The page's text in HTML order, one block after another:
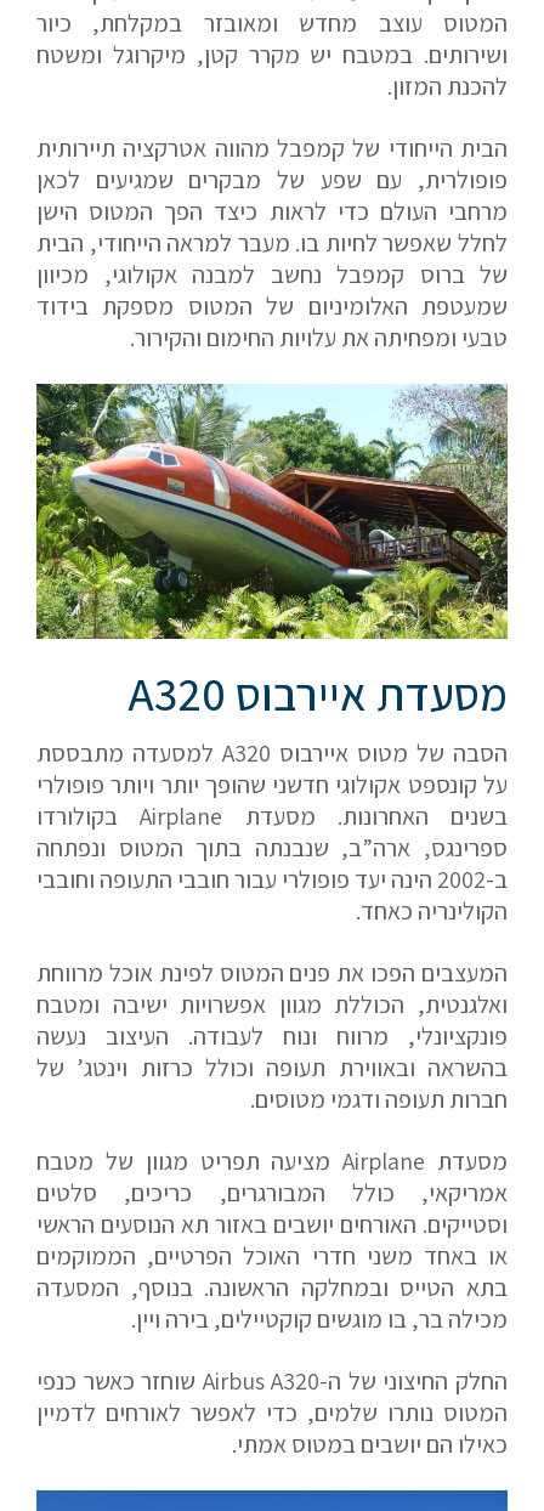
המטוס עוצב מחדש ומאובזר במקלחת, כיור
ושירותים. במטבח יש מקרר קטן, מיקרוגל ומשטח
להכנת המזון.
הבית הייחודי של קמפבל מהווה אטרקציה תיירותית
פופולרית, עם שפע של מבקרים שמגיעים לכאן
מרחבי העולם כדי לראות כיצד הפך המטוס הישן
לחלל שאפשר לחיות בו. מעבר למראה הייחודי, הבית
של ברוס קמפבל נחשב למבנה אקולוגי, מכיוון
שמעטפת האלומיניום של המטוס מספקת בידוד
טבעי ומפחיתה את עלויות החימום והקירור.
מסעדת איירבוס A320
הסבה של מטוס איירבוס A320 למסעדה מתבססת
על קונספט אקולוגי חדשני שהופך יותר ויותר פופולרי
בשנים האחרונות. מסעדת Airplane בקולורדו
ספרינגס, ארה”ב, שנבנתה בתוך המטוס ונפתחה
ב-2002 הינה יעד פופולרי עבור חובבי התעופה וחובבי
הקולינריה כאחד.
המעצבים הפכו את פנים המטוס לפינת אוכל מרווחת
ואלגנטית, הכוללת מגוון אפשרויות ישיבה ומטבח
פונקציונלי, מרווח ונוח לעבודה. העיצוב נעשה
בהשראה ובאווירת תעופה וכולל כרזות וינטג’ של
חברות תעופה ודגמי מטוסים.
מסעדת Airplane מציעה תפריט מגוון של מטבח
אמריקאי, כולל המבורגרים, כריכים, סלטים
וסטייקים. האורחים יושבים באזור תא הנוסעים הראשי
או באחד משני חדרי האוכל הפרטיים, הממוקמים
בתא הטייס ובמחלקה הראשונה. בנוסף, המסעדה
מכילה בר, בו מוגשים קוקטיילים, בירה ויין.
החלק החיצוני של ה-Airbus A320 שוחזר כאשר כנפי
המטוס נותרו שלמים, כדי לאפשר לאורחים לדמיין
כאילו הם יושבים במטוס אמתי.